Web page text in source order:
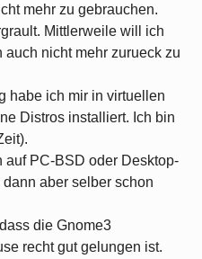
mehr zu gebrauchen.
Mittlerweile will ich
nicht mehr zurueck zu
habe ich mir in virtuellen
Distros installiert. Ich bin
PC-BSD oder Desktop-
aber selber schon
die Gnome3
recht gut gelungen ist.